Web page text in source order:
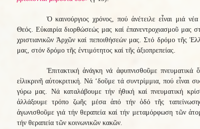
Ὁ καινούργιος χρόνος, πού ἀνέτειλε εἶναι μιά
Θεός. Εὐκαιρία διορθώσεώς μας καί ἐπανεντροχιασμοῦ μας
χριστιανικῶν Ἀρχῶν καί πεποιθήσεών μας. Στό δρόμο τῆς
μας, στόν δρόμο τῆς ἐντιμότητος καί τῆς ἀξιοπρεπείας.
Ἐπιτακτική ἀνάγκη νά ἀφυπνισθοῦμε
εἰλικρινῆ αὐτοκριτική. Νά ‘δοῦμε τά συντρίμμια, πού εἶναι
γύρω μας. Νά καταλάβουμε τήν ἠθική καί πνευματική
ἀλλάξουμε τρόπο ζωῆς μέσα ἀπό τήν ὁδό τῆς
ἀγωνισθοῦμε γιά τήν θεραπεία καί τήν μεταμόρφωση τῶν
τήν θεραπεία τῶν κοινωνικῶν κακῶν.